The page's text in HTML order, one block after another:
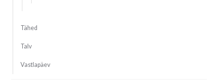
Tähed
Talv
Vastlapäev